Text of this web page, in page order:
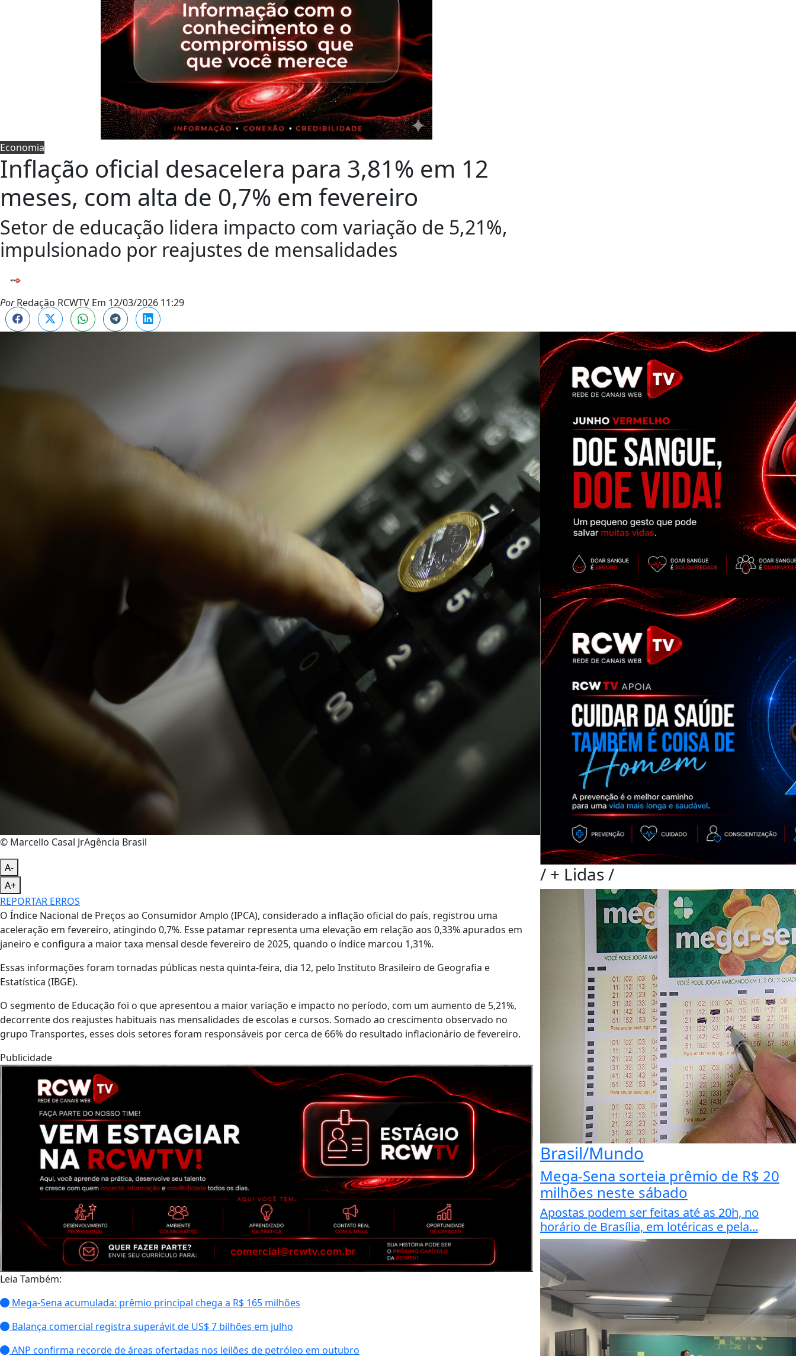
Economia
Inflação oficial desacelera para 3,81% em 12
meses, com alta de 0,7% em fevereiro
Setor de educação lidera impacto com variação de 5,21%,
impulsionado por reajustes de mensalidades
PorRedação RCWTV Em 12/03/2026 11:29
© Marcello Casal JrAgência Brasil
A-
A+
REPORTAR ERROS
O Índice Nacional de Preços ao Consumidor Amplo (IPCA), considerado a inflação oficial do país, registrou uma
aceleração em fevereiro, atingindo 0,7%. Esse patamar representa uma elevação em relação aos 0,33% apurados em
janeiro e configura a maior taxa mensal desde fevereiro de 2025, quando o índice marcou 1,31%.
Essas informações foram tornadas públicas nesta quinta-feira, dia 12, pelo Instituto Brasileiro de Geografia e
Estatística (IBGE).
O segmento de Educação foi o que apresentou a maior variação e impacto no período, com um aumento de 5,21%,
decorrente dos reajustes habituais nas mensalidades de escolas e cursos. Somado ao crescimento observado no
grupo Transportes, esses dois setores foram responsáveis por cerca de 66% do resultado inflacionário de fevereiro.
Publicidade
Leia Também:
Mega-Sena acumulada: prêmio principal chega a R$ 165 milhões
Balança comercial registra superávit de US$ 7 bilhões em julho
ANP confirma recorde de áreas ofertadas nos leilões de petróleo em outubro
/ + Lidas/
Brasil/Mundo
Mega-Sena sorteia prêmio de R$ 20
milhões neste sábado
Apostas podem ser feitas até as 20h, no
horário de Brasília, em lotéricas e pela...